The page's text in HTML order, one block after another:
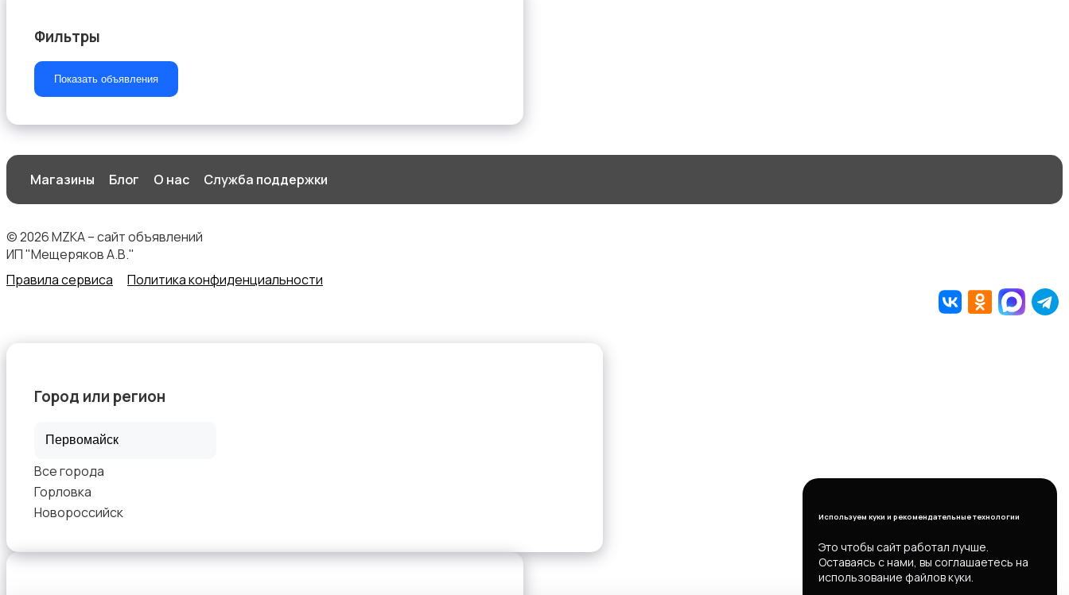
Фильтры
Показать объявления
Магазины Блог О нас Служба поддержки
© 2026 MZKA – сайт объявлений
ИП "Мещеряков А.В."
Правила сервиса
Политика конфиденциальности
Используем куки и рекомендательные технологии
Это чтобы сайт работал лучше.
Оставаясь с нами, вы соглашаетесь на
использование файлов куки.
Город или регион
Все города
Горловка
Новороссийск